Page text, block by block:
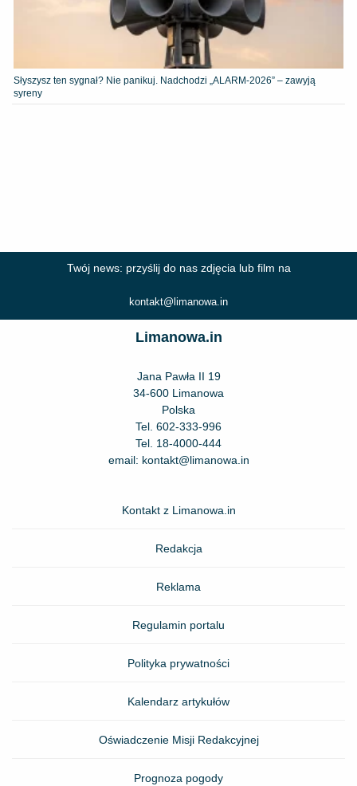
Słyszysz ten sygnał? Nie panikuj. Nadchodzi „ALARM-2026” – zawyją
syreny
Twój news: przyślij do nas zdjęcia lub film na
kontakt@limanowa.in
Limanowa.in
Jana Pawła II 19
34-600 Limanowa
Polska
Tel. 602-333-996
Tel. 18-4000-444
email: kontakt@limanowa.in
Kontakt z Limanowa.in
Redakcja
Reklama
Regulamin portalu
Polityka prywatności
Kalendarz artykułów
Oświadczenie Misji Redakcyjnej
Prognoza pogody